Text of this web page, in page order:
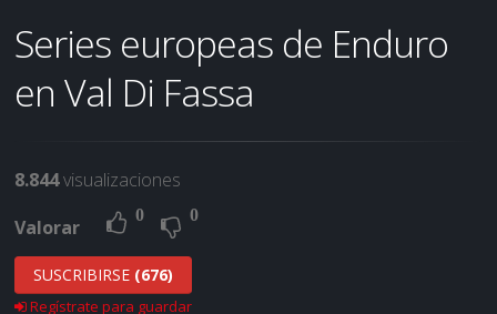
Series europeas de Enduro
en Val Di Fassa
8.844visualizaciones
Valorar
0 0
SUSCRIBIRSE (676)
Regístrate para guardar